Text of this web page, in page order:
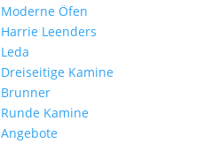
Moderne Öfen
Harrie Leenders
Leda
Dreiseitige Kamine
Brunner
Runde Kamine
Angebote